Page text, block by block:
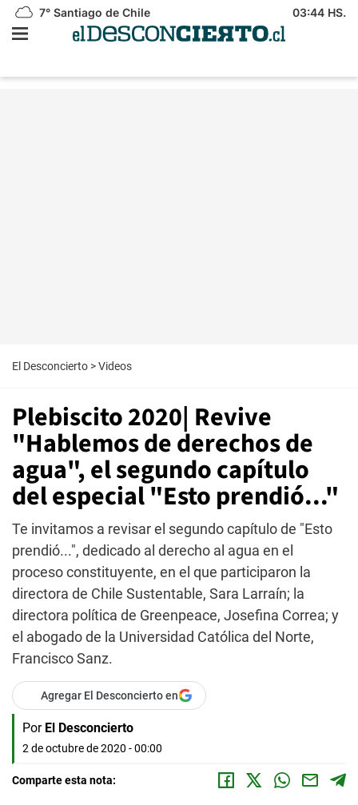
7° Santiago de Chile 03:44 HS.
El Desconcierto >Videos
Plebiscito 2020| Revive
"Hablemos de derechos de
agua", el segundo capítulo
del especial "Esto prendió..."
Te invitamos a revisar el segundo capítulo de "Esto
prendió...", dedicado al derecho al agua en el
proceso constituyente, en el que participaron la
directora de Chile Sustentable, Sara Larraín; la
directora política de Greenpeace, Josefina Correa; y
el abogado de la Universidad Católica del Norte,
Francisco Sanz.
Agregar El Desconcierto en
Por El Desconcierto
2 de octubre de 2020 - 00:00
Comparte esta nota: